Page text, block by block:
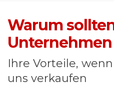
Warum
Ihre Vorteile,
uns verkaufen